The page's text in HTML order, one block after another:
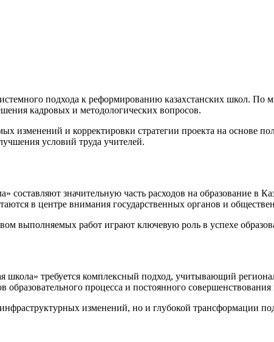
подхода к реформированию казахстанских школ. По
кадровых и методологических вопросов.
изменений и корректировки стратегии проекта на основе
условий труда учителей.
значительную часть расходов на образование в
в центре внимания государственных органов и
выполняемых работ играют ключевую роль в успехе
требуется комплексный подход, учитывающий
процесса и постоянного
инфраструктурных изменений, но и глубокой трансформации